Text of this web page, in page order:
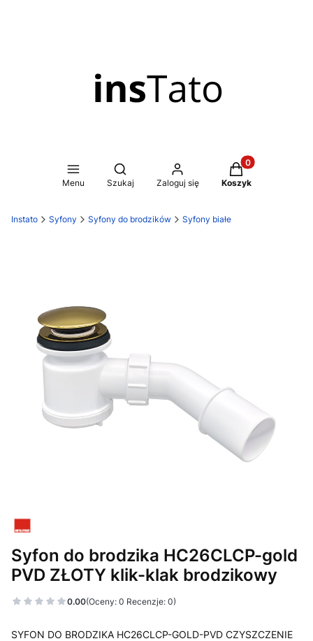
Menu
Otwórz wyszukiwarkę
Szukaj Zaloguj się
Produkty w
Koszyk
Instato Syfony Syfony do brodzików Syfony białe
Syfon do brodzika HC26CLCP-gold
PVD ZŁOTY klik-klak brodzikowy
0.00(Oceny: 0 Recenzje: 0)
SYFON DO BRODZIKA HC26CLCP-GOLD-PVD CZYSZCZENIE